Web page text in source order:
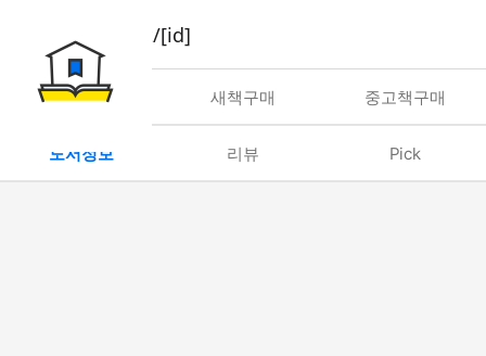
book/rent/[id]
대여 새책구매 중고책구매
도서정보 리뷰 Pick